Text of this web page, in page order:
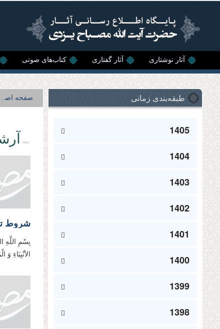
آثار نوشتاری آثار گفتاری کتاب‌های صوتی
طبقه‌بندی زمانی
1405
1404
1403
1402
1401
1400
1399
1398
صفحه
شروط
بِسْمِ اللَّهِ
الأنْبِیَاءِ